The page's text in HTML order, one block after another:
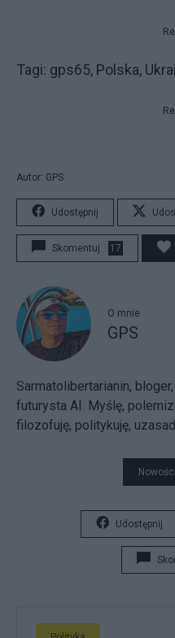
Tagi: gps65, Polska,
Autor: GPS
Udostępnij
Skomentuj 17
O mnie
GPS
Sarmatolibertarianin,
futurysta AI. Myślę,
filozofuję, politykuję,
Udostępnij